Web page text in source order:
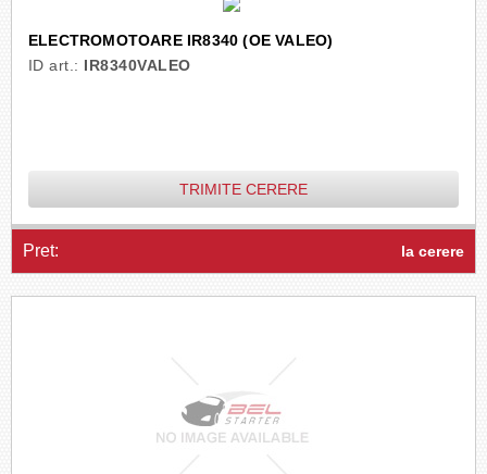
ELECTROMOTOARE IR8340 (OE VALEO)
ID art.: IR8340VALEO
TRIMITE CERERE
Pret: la cerere